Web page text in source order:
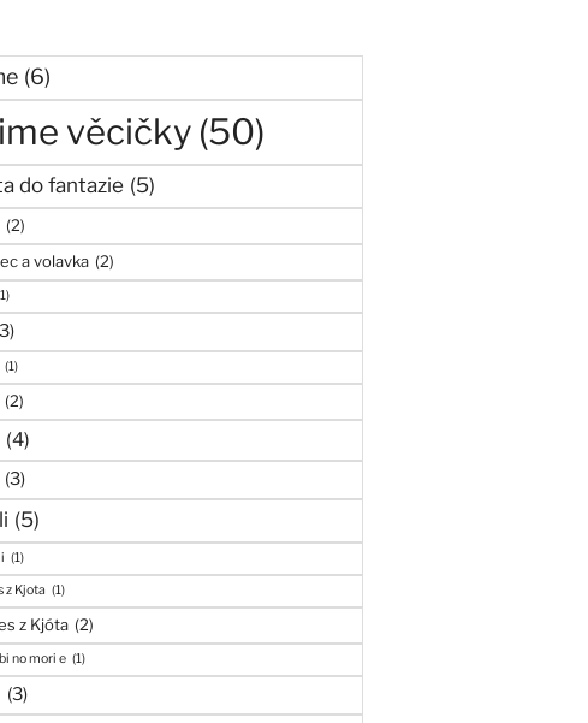
(6)
věcičky (50)
do fantazie (5)
(2)
a volavka (2)
(1)
(2)
(4)
(3)
(5)
(1)
z Kjota (1)
z Kjóta (2)
no mori e (1)
(3)